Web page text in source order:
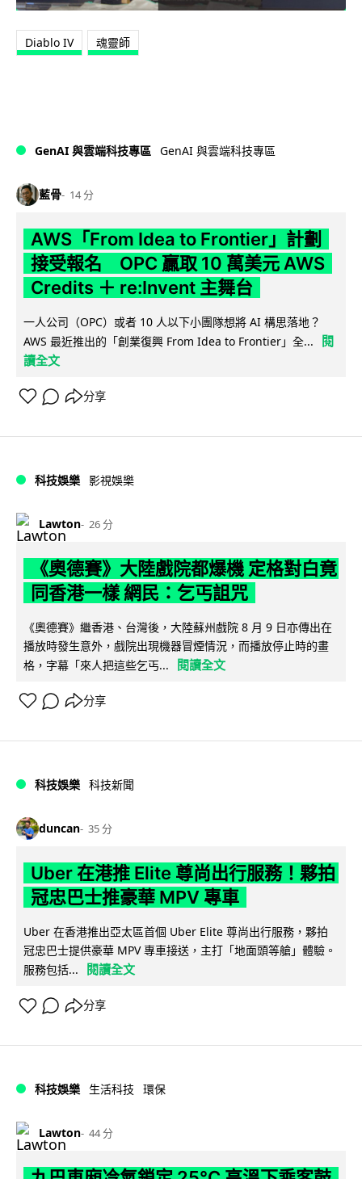
Diablo IV 魂靈師
GenAI 與雲端科技專區 GenAI 與雲端科技專區
藍骨 14 分
AWS「From Idea to Frontier」計劃
接受報名 OPC 贏取 10 萬美元 AWS
Credits ＋ re:Invent 主舞台
一人公司（OPC）或者 10 人以下小團隊想將 AI 構思落地？
AWS 最近推出的「創業復興 From Idea to Frontier」全...
閱
讀全文
分享
科技娛樂 影視娛樂
Lawton 26 分
《奧德賽》大陸戲院都爆機 定格對白竟
同香港一樣 網民：乞丐詛咒
《奧德賽》繼香港、台灣後，大陸蘇州戲院 8 月 9 日亦傳出在
播放時發生意外，戲院出現機器冒煙情況，而播放停止時的畫
格，字幕「來人把這些乞丐...
閱讀全文
分享
科技娛樂 科技新聞
duncan 35 分
Uber 在港推 Elite 尊尚出行服務！夥拍
冠忠巴士推豪華 MPV 專車
Uber 在香港推出亞太區首個 Uber Elite 尊尚出行服務，夥拍
冠忠巴士提供豪華 MPV 專車接送，主打「地面頭等艙」體驗。
服務包括...
閱讀全文
分享
科技娛樂 生活科技 環保
Lawton 44 分